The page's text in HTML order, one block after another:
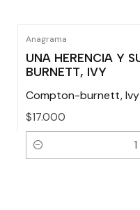
Anagrama
UNA HERENCIA Y
BURNETT, IVY
Compton-burnett, Ivy
$17.000
Cantidad